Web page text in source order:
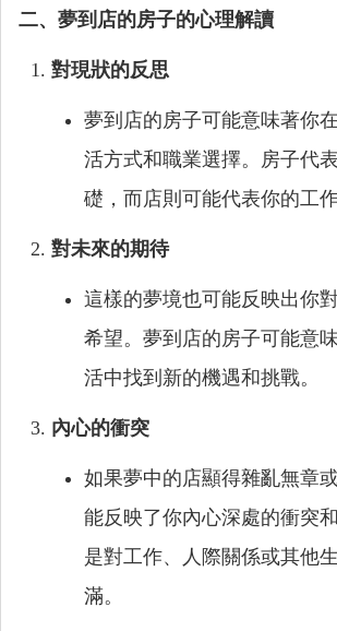
二、夢到店的房子的心理解讀
對現狀的反思
夢到店的房子可能意味著你
活方式和職業選擇。房子代
礎，而店則可能代表你的工
對未來的期待
這樣的夢境也可能反映出你
希望。夢到店的房子可能意
活中找到新的機遇和挑戰。
內心的衝突
如果夢中的店顯得雜亂無章
能反映了你內心深處的衝突
是對工作、人際關係或其他
滿。